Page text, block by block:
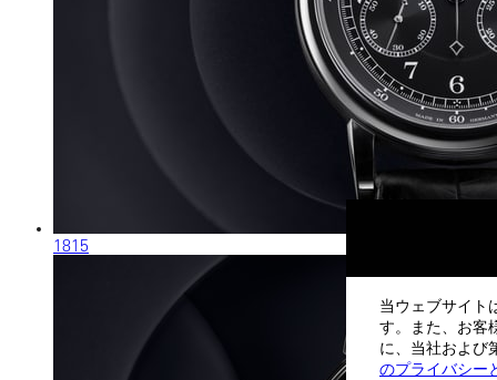
1815
当ウェブサイト
す。また、お客
に、当社および
のプライバシー